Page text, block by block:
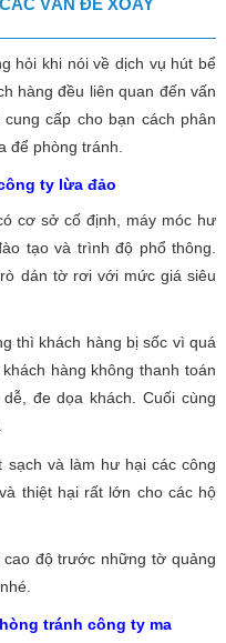
VẤN ĐỀ XOAY
hỏi khi nói về dịch vụ hút bể
hàng đều liên quan đến vấn
cấp cho bạn cách phân
để phòng tránh.
ty lừa đảo
cơ sở cố định, máy móc hư
tạo và trình độ phổ thông.
dán tờ rơi với mức giá siêu
thì khách hàng bị sốc vì quá
hàng không thanh toán
đe dọa khách. Cuối cùng
sạch và làm hư hại các công
thiệt hại rất lớn cho các hộ
độ trước những tờ quảng
tránh công ty ma